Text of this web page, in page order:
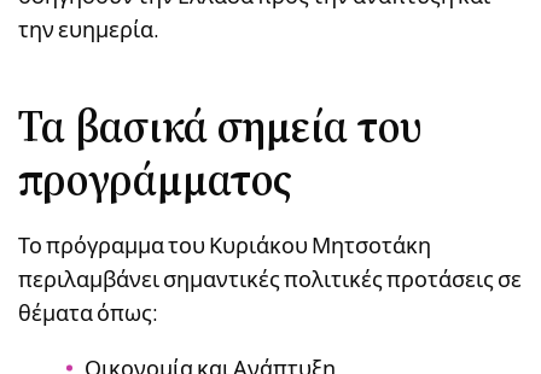
την ευημερία.
Τα βασικά σημεία του
προγράμματος
Το πρόγραμμα του Κυριάκου Μητσοτάκη
περιλαμβάνει σημαντικές πολιτικές προτάσεις σε
θέματα όπως:
Οικονομία και Ανάπτυξη